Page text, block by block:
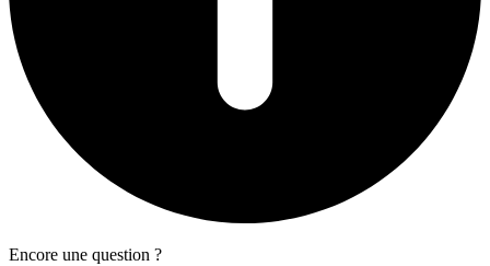
Encore une question ?